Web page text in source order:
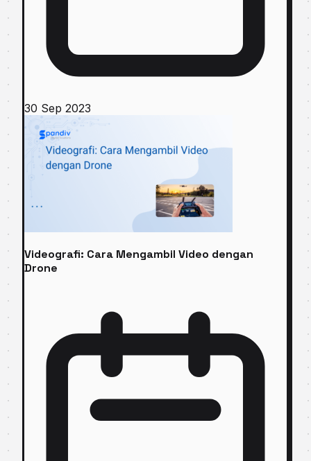
30 Sep 2023
Videografi: Cara Mengambil Video dengan
Drone